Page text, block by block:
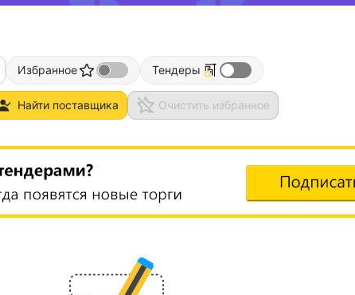
Избранное Тендеры
Найти поставщика Очистить избранное